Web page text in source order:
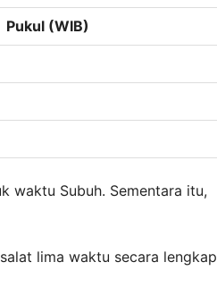
Pukul (WIB)
waktu Subuh. Sementara itu,
lima waktu secara lengkap